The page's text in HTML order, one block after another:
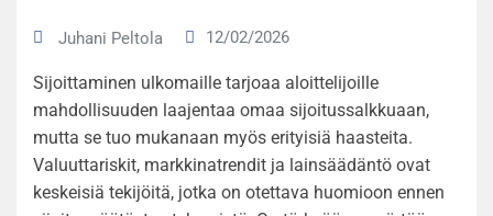
Juhani Peltola 12/02/2026
Sijoittaminen ulkomaille tarjoaa aloittelijoille
mahdollisuuden laajentaa omaa sijoitussalkkuaan,
mutta se tuo mukanaan myös erityisiä haasteita.
Valuuttariskit, markkinatrendit ja lainsäädäntö ovat
keskeisiä tekijöitä, jotka on otettava huomioon ennen